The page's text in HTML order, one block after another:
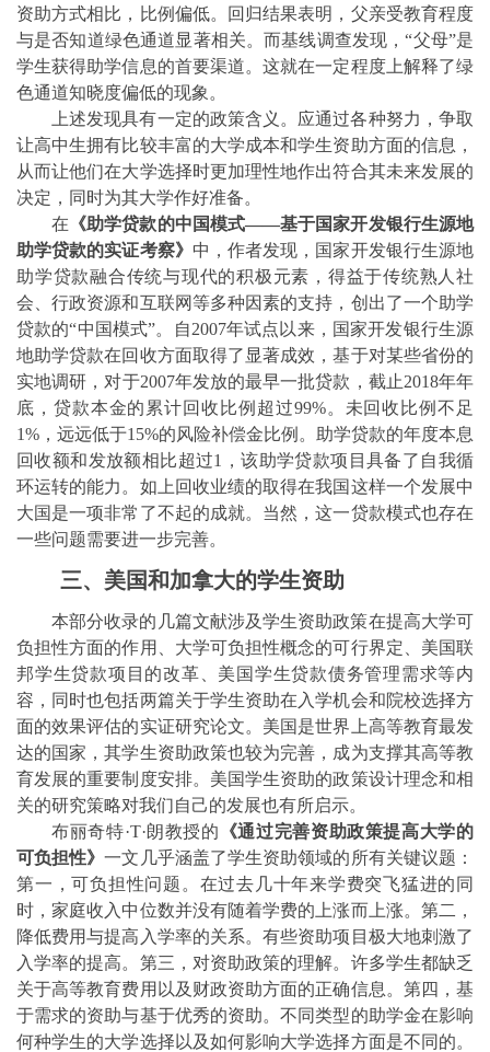
资助方式相比，比例偏低。回归结果表明，父亲受教育程度
与是否知道绿色通道显著相关。而基线调查发现，“父母”是
学生获得助学信息的首要渠道。这就在一定程度上解释了绿
色通道知晓度偏低的现象。
上述发现具有一定的政策含义。应通过各种努力，争取
让高中生拥有比较丰富的大学成本和学生资助方面的信息，
从而让他们在大学选择时更加理性地作出符合其未来发展的
决定，同时为其大学作好准备。
在 《助学贷款的中国模式——基于国家开发银行生源地
助学贷款的实证考察》 中，作者发现，国家开发银行生源地
助学贷款融合传统与现代的积极元素，得益于传统熟人社
会、行政资源和互联网等多种因素的支持，创出了一个助学
贷款的“中国模式”。自2007年试点以来，国家开发银行生源
地助学贷款在回收方面取得了显著成效，基于对某些省份的
实地调研，对于2007年发放的最早一批贷款，截止2018年年
底，贷款本金的累计回收比例超过99%。未回收比例不足
1% ，远远低于15%的风险补偿金比例。助学贷款的年度本息
回收额和发放额相比超过1 ，该助学贷款项目具备了自我循
环运转的能力。如上回收业绩的取得在我国这样一个发展中
大国是一项非常了不起的成就。当然，这一贷款模式也存在
一些问题需要进一步完善。
三、美国和加拿大的学生资助
本部分收录的几篇文献涉及学生资助政策在提高大学可
负担性方面的作用、大学可负担性概念的可行界定、美国联
邦学生贷款项目的改革、美国学生贷款债务管理需求等内
容，同时也包括两篇关于学生资助在入学机会和院校选择方
面的效果评估的实证研究论文。美国是世界上高等教育最发
达的国家，其学生资助政策也较为完善，成为支撑其高等教
育发展的重要制度安排。美国学生资助的政策设计理念和相
关的研究策略对我们自己的发展也有所启示。
布丽奇特·T·朗教授的
《通过完善资助政策提高大学的
可负担性》一文几乎涵盖了学生资助领域的所有关键议题：
第一，可负担性问题。 在过去几十年来学费突飞猛进的同
时，家庭收入中位数并没有随着学费的上涨而上涨。第二，
降低费用与提高入学率的关系。有些资助项目极大地刺激了
入学率的提高。第三，对资助政策的理解。许多学生都缺乏
关于高等教育费用以及财政资助方面的正确信息。第四，基
于需求的资助与基于优秀的资助。不同类型的助学金在影响
何种学生的大学选择以及如何影响大学选择方面是不同的。